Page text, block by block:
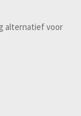
alternatief voor